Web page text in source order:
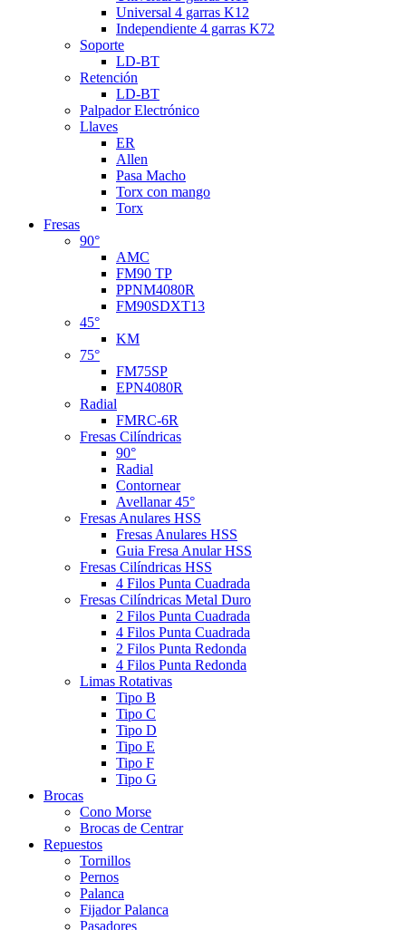
Universal 4 garras K12
Independiente 4 garras K72
Soporte
LD-BT
Retención
LD-BT
Palpador Electrónico
Llaves
ER
Allen
Pasa Macho
Torx con mango
Torx
Fresas
90°
AMC
FM90 TP
PPNM4080R
FM90SDXT13
45°
KM
75°
FM75SP
EPN4080R
Radial
FMRC-6R
Fresas Cilíndricas
90°
Radial
Contornear
Avellanar 45°
Fresas Anulares HSS
Fresas Anulares HSS
Guia Fresa Anular HSS
Fresas Cilíndricas HSS
4 Filos Punta Cuadrada
Fresas Cilíndricas Metal Duro
2 Filos Punta Cuadrada
4 Filos Punta Cuadrada
2 Filos Punta Redonda
4 Filos Punta Redonda
Limas Rotativas
Tipo B
Tipo C
Tipo D
Tipo E
Tipo F
Tipo G
Brocas
Cono Morse
Brocas de Centrar
Repuestos
Tornillos
Pernos
Palanca
Fijador Palanca
Pasadores